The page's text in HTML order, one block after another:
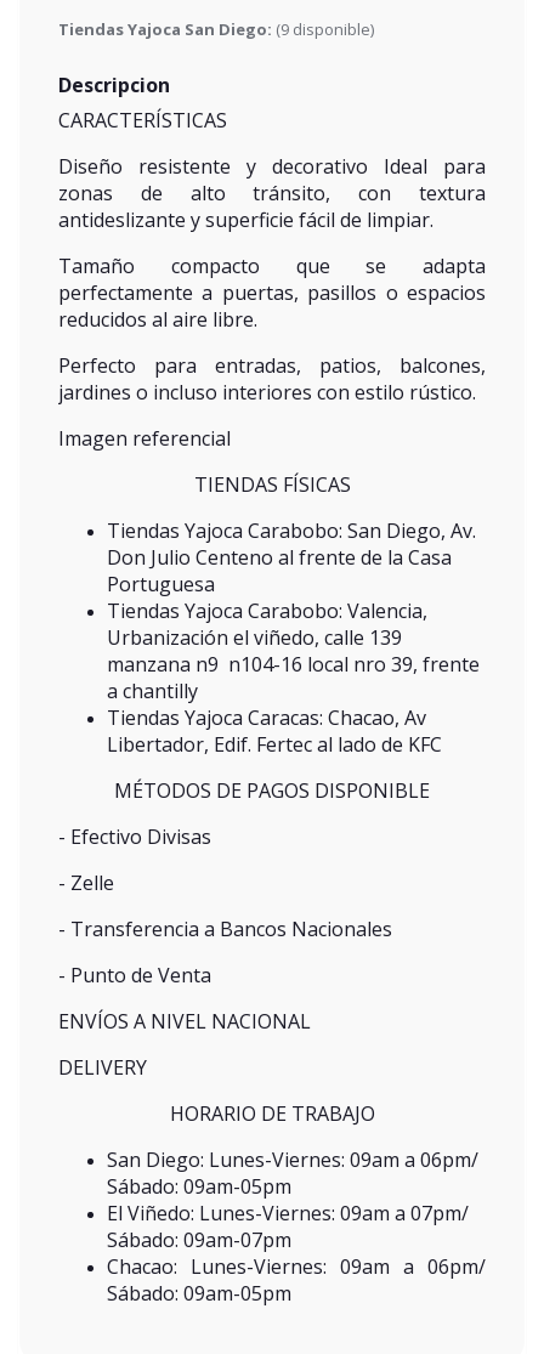
Tiendas Yajoca San Diego: (9 disponible)
Descripcion
CARACTERÍSTICAS
Diseño resistente y decorativo Ideal para
zonas de alto tránsito, con textura
antideslizante y superficie fácil de limpiar.
Tamaño compacto que se adapta
perfectamente a puertas, pasillos o espacios
reducidos al aire libre.
Perfecto para entradas, patios, balcones,
jardines o incluso interiores con estilo rústico.
Imagen referencial
TIENDAS FÍSICAS
Tiendas Yajoca Carabobo: San Diego, Av.
Don Julio Centeno al frente de la Casa
Portuguesa
Tiendas Yajoca Carabobo: Valencia,
Urbanización el viñedo, calle 139
manzana n9 n104-16 local nro 39, frente
a chantilly
Tiendas Yajoca Caracas: Chacao, Av
Libertador, Edif. Fertec al lado de KFC
MÉTODOS DE PAGOS DISPONIBLE
- Efectivo Divisas
- Zelle
- Transferencia a Bancos Nacionales
- Punto de Venta
ENVÍOS A NIVEL NACIONAL
DELIVERY
HORARIO DE TRABAJO
San Diego: Lunes-Viernes: 09am a 06pm/
Sábado: 09am-05pm
El Viñedo: Lunes-Viernes: 09am a 07pm/
Sábado: 09am-07pm
Chacao: Lunes-Viernes: 09am a 06pm/
Sábado: 09am-05pm